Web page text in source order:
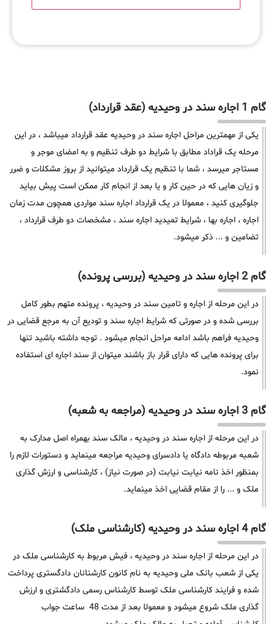
گام 1 اجاره سند در وحیدیه (عقد قرارداد)
یکی از مهمترین مراحل اجاره سند در وحیدیه عقد قرارداد میباشد ، در این
مرحله یک قراداد مطابق با شرایط دو طرف تنظیم و به امضای موجر و
مستاجر میرسد ، شما با تنظیم یک قرارداد میتوانید از بروز مشکلات و ضرر
و زیان هایی که در حین کار و یا بعد از انجام کار ممکن است پیش بیاید
جلوگیری کنید ، معمولا در یک قرارداد اجاره سند مواردی همچون مدت زمان
اجاره ، اجاره بها ، شرایط تمیدید اجاره سند ، مشخصات دو طرف قرارداد ،
تضامین و ... ذکر میشود.
گام 2 اجاره سند در وحیدیه (بررسی پرونده)
در این مرحله از اجاره و تامین سند در وحیدیه ، پرونده متهم بطور کامل
بررسی شده و در صورتی که شرایط اجاره سند و تودیع آن به مرجع قضایی در
وحیدیه فراهم باشد ادامه مراحل انجام میشود . توجه داشته باشید تنها
برای پرونده هایی که دارای قرار باز باشند میتوان از سند اجاره ای استفاده
نمود.
گام 3 اجاره سند در وحیدیه (مراجعه به شعبه)
در این مرحله از اجاره سند در وحیدیه ، مالک سند بهمراه اصل مدارک به
شعبه مربوطه دادگاه یا دادسرای وحیدیه مراجعه مینماید و دستورات لازم را
بمنظور اخذ نامه نیابت نیابت (در صورت نیاز) ، کارشناسی و ارزش گذاری
ملک و ... را از مقام قضایی اخذ مینماید.
گام 4 اجاره سند در وحیدیه (کارشناسی ملک)
در این مرحله از اجاره سند در وحیدیه ، فیش مربوط به کارشناسی ملک در
یکی از شعب بانک ملی وحیدیه به نام کانون کارشنانان دادگستری پرداخت
شده و فرایند کارشناسی ملک توسط کارشناس رسمی دادگشتری و ارزش
گذاری ملک شروع میشود و معمولا بعد از مدت 48 ساعت جواب